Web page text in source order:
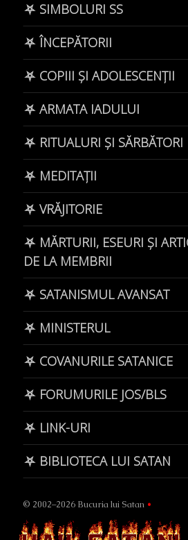
⛧ SIMBOLURI SS
⛧ ÎNCEPĂTORII
⛧ COPIII ȘI ADOLESCENȚII
⛧ ARMATA IADULUI
⛧ RITUALURI ȘI SĂRBĂTORI
⛧ MEDITAȚII
⛧ VRĂJITORIE
⛧ MĂRTURII, ESEURI ȘI
DE LA MEMBRII
⛧ SATANISMUL AVANSAT
⛧ MINISTERUL
⛧ COVANURILE SATANICE
⛧ FORUMURILE JOS/BLS
⛧ LINK-URI
⛧ BIBLIOTECA LUI SATAN
© 2002–2026 Bucuria lui Satan •
Page